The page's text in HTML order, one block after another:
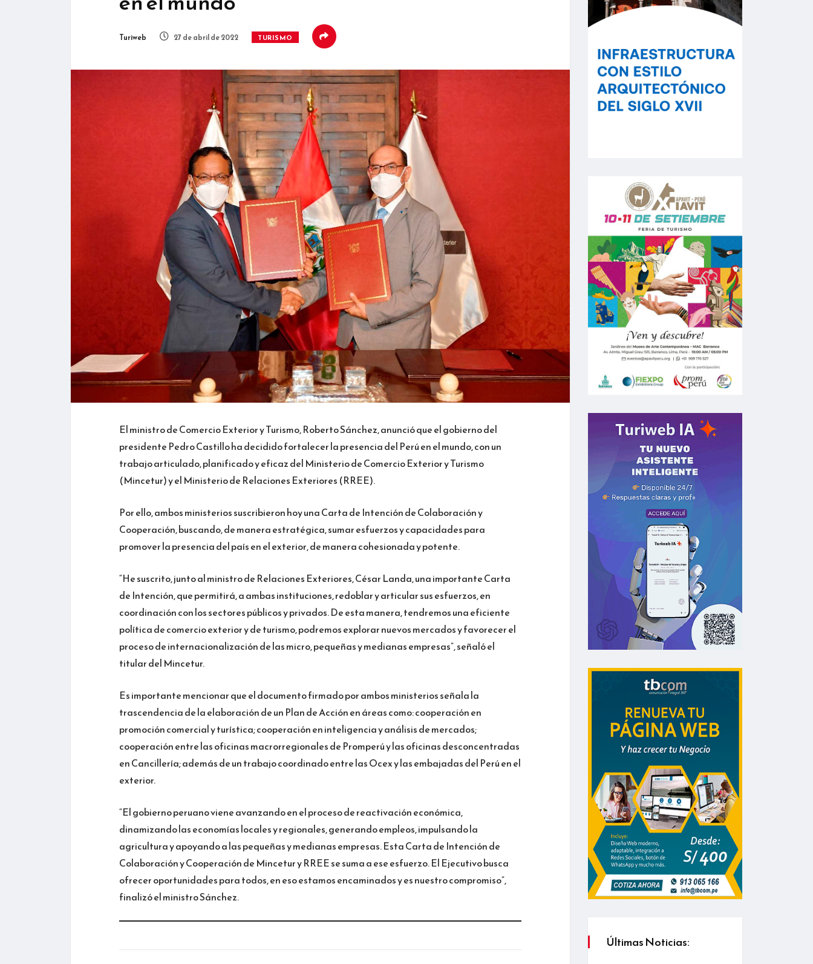
Turiweb 27 de abril de 2022 TURISMO
El ministro de Comercio Exterior y Turismo, Roberto Sánchez, anunció que el gobierno del
presidente Pedro Castillo ha decidido fortalecer la presencia del Perú en el mundo, con un
trabajo articulado, planificado y eficaz del Ministerio de Comercio Exterior y Turismo
(Mincetur) y el Ministerio de Relaciones Exteriores (RREE).
Por ello, ambos ministerios suscribieron hoy una Carta de Intención de Colaboración y
Cooperación, buscando, de manera estratégica, sumar esfuerzos y capacidades para
promover la presencia del país en el exterior, de manera cohesionada y potente.
“He suscrito, junto al ministro de Relaciones Exteriores, César Landa, una importante Carta
de Intención, que permitirá, a ambas instituciones, redoblar y articular sus esfuerzos, en
coordinación con los sectores públicos y privados. De esta manera, tendremos una eficiente
política de comercio exterior y de turismo, podremos explorar nuevos mercados y favorecer el
proceso de internacionalización de las micro, pequeñas y medianas empresas”, señaló el
titular del Mincetur.
Es importante mencionar que el documento firmado por ambos ministerios señala la
trascendencia de la elaboración de un Plan de Acción en áreas como: cooperación en
promoción comercial y turística; cooperación en inteligencia y análisis de mercados;
cooperación entre las oficinas macrorregionales de Promperú y las oficinas desconcentradas
en Cancillería; además de un trabajo coordinado entre las Ocex y las embajadas del Perú en el
exterior.
“El gobierno peruano viene avanzando en el proceso de reactivación económica,
dinamizando las economías locales y regionales, generando empleos, impulsando la
agricultura y apoyando a las pequeñas y medianas empresas. Esta Carta de Intención de
Colaboración y Cooperación de Mincetur y RREE se suma a ese esfuerzo. El Ejecutivo busca
ofrecer oportunidades para todos, en eso estamos encaminados y es nuestro compromiso”,
finalizó el ministro Sánchez.
Últimas Noticias: